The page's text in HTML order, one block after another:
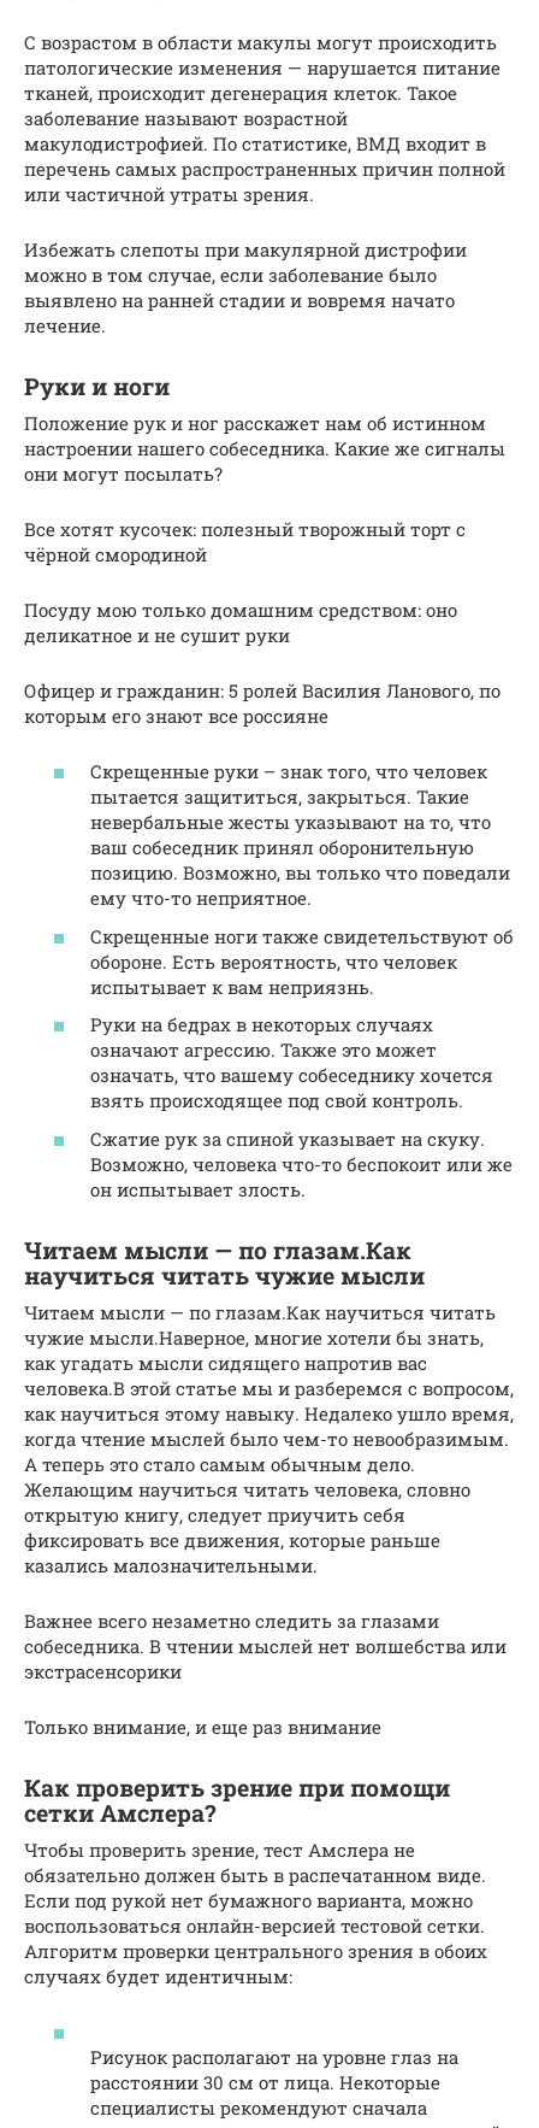
С возрастом в области макулы могут происходить
патологические изменения — нарушается питание
тканей, происходит дегенерация клеток. Такое
заболевание называют возрастной
макулодистрофией. По статистике, ВМД входит в
перечень самых распространенных причин полной
или частичной утраты зрения.
Избежать слепоты при макулярной дистрофии
можно в том случае, если заболевание было
выявлено на ранней стадии и вовремя начато
лечение.
Руки и ноги
Положение рук и ног расскажет нам об истинном
настроении нашего собеседника. Какие же сигналы
они могут посылать?
Все хотят кусочек: полезный творожный торт с
чёрной смородиной
Посуду мою только домашним средством: оно
деликатное и не сушит руки
Офицер и гражданин: 5 ролей Василия Ланового, по
которым его знают все россияне
Скрещенные руки – знак того, что человек
пытается защититься, закрыться. Такие
невербальные жесты указывают на то, что
ваш собеседник принял оборонительную
позицию. Возможно, вы только что поведали
ему что-то неприятное.
Скрещенные ноги также свидетельствуют об
обороне. Есть вероятность, что человек
испытывает к вам неприязнь.
Руки на бедрах в некоторых случаях
означают агрессию. Также это может
означать, что вашему собеседнику хочется
взять происходящее под свой контроль.
Сжатие рук за спиной указывает на скуку.
Возможно, человека что-то беспокоит или же
он испытывает злость.
Читаем мысли — по глазам.Как
научиться читать чужие мысли
Читаем мысли — по глазам.Как научиться читать
чужие мысли.Наверное, многие хотели бы знать,
как угадать мысли сидящего напротив вас
человека.В этой статье мы и разберемся с вопросом,
как научиться этому навыку. Недалеко ушло время,
когда чтение мыслей было чем-то невообразимым.
А теперь это стало самым обычным дело.
Желающим научиться читать человека, словно
открытую книгу, следует приучить себя
фиксировать все движения, которые раньше
казались малозначительными.
Важнее всего незаметно следить за глазами
собеседника. В чтении мыслей нет волшебства или
экстрасенсорики
Только внимание, и еще раз внимание
Как проверить зрение при помощи
сетки Амслера?
Чтобы проверить зрение, тест Амслера не
обязательно должен быть в распечатанном виде.
Если под рукой нет бумажного варианта, можно
воспользоваться онлайн-версией тестовой сетки.
Алгоритм проверки центрального зрения в обоих
случаях будет идентичным:
Рисунок располагают на уровне глаз на
расстоянии 30 см от лица. Некоторые
специалисты рекомендуют сначала